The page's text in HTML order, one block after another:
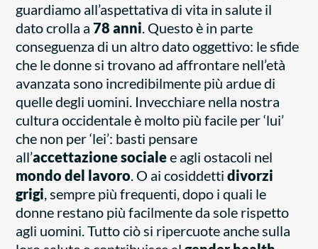
guardiamo all’aspettativa di vita in salute il
dato crolla a78 anni. Questo è in parte
conseguenza di un altro dato oggettivo: le sfide
che le donne si trovano ad affrontare nell’età
avanzata sono incredibilmente più ardue di
quelle degli uomini. Invecchiare nella nostra
cultura occidentale è molto più facile per ‘lui’
che non per ‘lei’: basti pensare
all’accettazione socialee agli ostacoli nel
mondo del lavoro. O ai cosiddettidivorzi
grigi, sempre più frequenti, dopo i quali le
donne restano più facilmente da sole rispetto
agli uomini. Tutto ciò si ripercuote anche sulla